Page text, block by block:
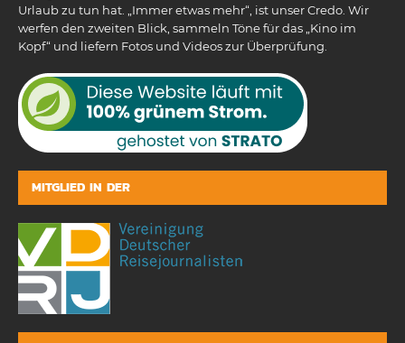
Urlaub zu tun hat. „Immer etwas mehr“, ist unser Credo. Wir
werfen den zweiten Blick, sammeln Töne für das „Kino im
Kopf“ und liefern Fotos und Videos zur Überprüfung.
MITGLIED IN DER